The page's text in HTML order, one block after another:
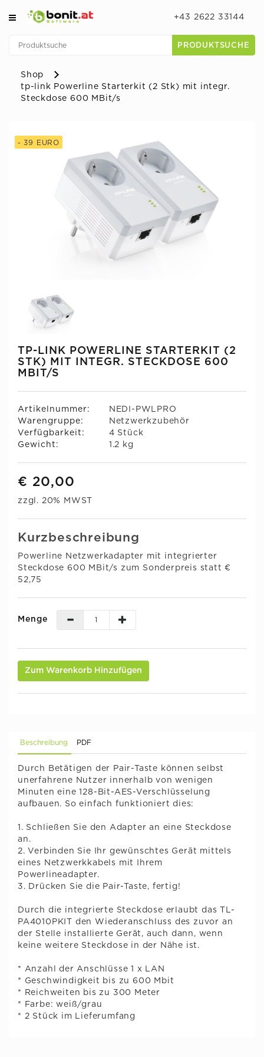
+43 2622 33144
PRODUKTSUCHE
Shop
tp-link Powerline Starterkit (2 Stk) mit integr.
Steckdose 600 MBit/s
- 39 EURO
TP-LINK POWERLINE STARTERKIT (2
STK) MIT INTEGR. STECKDOSE 600
MBIT/S
Artikelnummer:
NEDI-PWLPRO
Warengruppe:
Netzwerkzubehör
Verfügbarkeit:
4 Stück
Gewicht:
1.2 kg
€ 20,00
zzgl. 20% MWST
Kurzbeschreibung
Powerline Netzwerkadapter mit integrierter
Steckdose 600 MBit/s zum Sonderpreis statt €
52,75
Menge
Zum Warenkorb Hinzufügen
Beschreibung PDF
Durch Betätigen der Pair-Taste können selbst
unerfahrene Nutzer innerhalb von wenigen
Minuten eine 128-Bit-AES-Verschlüsselung
aufbauen. So einfach funktioniert dies:
1. Schließen Sie den Adapter an eine Steckdose
an.
2. Verbinden Sie Ihr gewünschtes Gerät mittels
eines Netzwerkkabels mit Ihrem
Powerlineadapter.
3. Drücken Sie die Pair-Taste, fertig!
Durch die integrierte Steckdose erlaubt das TL-
PA4010PKIT den Wiederanschluss des zuvor an
der Stelle installierte Gerät, auch dann, wenn
keine weitere Steckdose in der Nähe ist.
* Anzahl der Anschlüsse 1 x LAN
* Geschwindigkeit bis zu 600 Mbit
* Reichweiten bis zu 300 Meter
* Farbe: weiß/grau
* 2 Stück im Lieferumfang